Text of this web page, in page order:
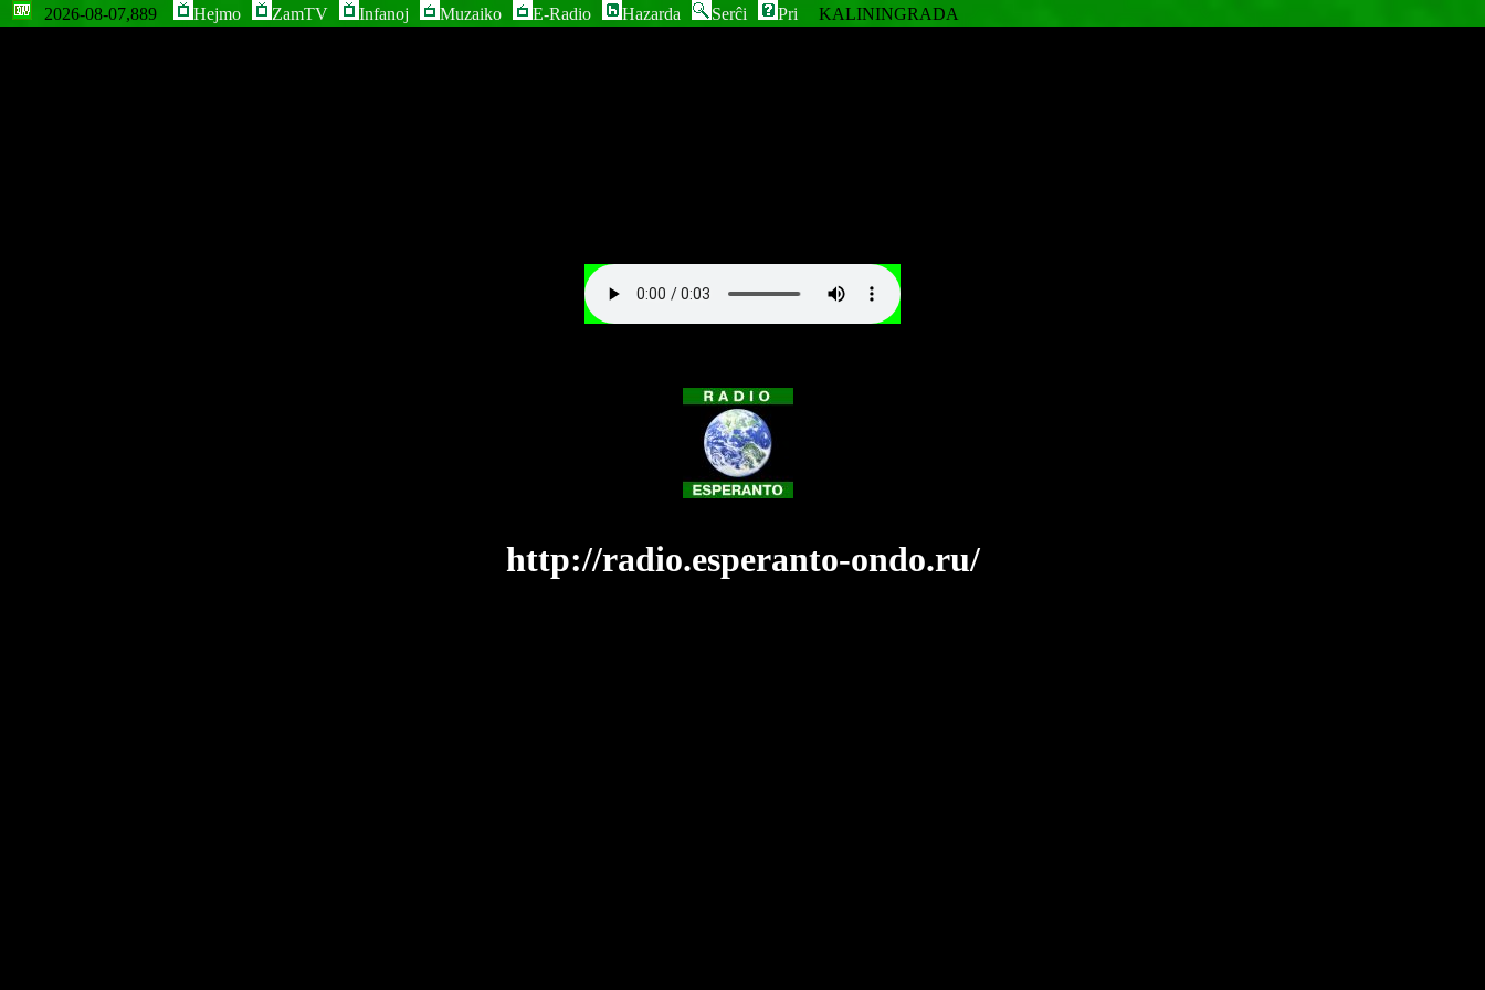
2026-08-07,889 Hejmo ZamTV Infanoj Muzaiko E-Radio Hazarda Serĉi Pri KALININGRADA